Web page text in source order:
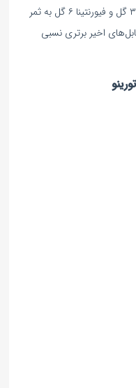
رسید. در مجموع این شش دیدار، تورینو ۳ گل و فیورنتینا ۶ گل به ثمر
اخیر برتری نسبی